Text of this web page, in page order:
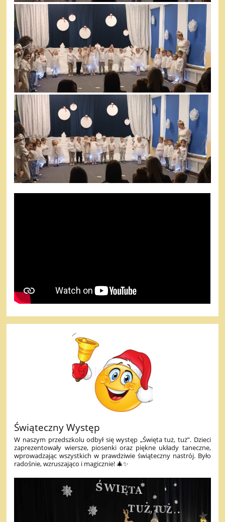
Świąteczny Występ
W naszym przedszkolu odbył się występ „Święta tuż, tuż”. Dzieci
zaprezentowały wiersze, piosenki oraz piękne układy taneczne,
wprowadzając wszystkich w prawdziwie świąteczny nastrój. Było
radośnie, wzruszająco i magicznie! 🎄✨